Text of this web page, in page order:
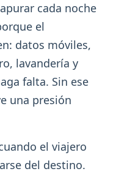
cada noche
el
datos móviles,
lavandería y
falta. Sin ese
una presión
el viajero
del destino.